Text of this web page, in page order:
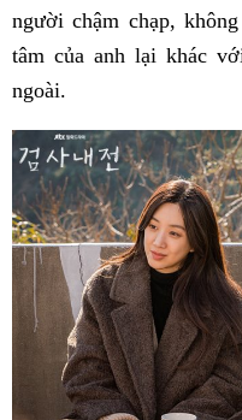
người chậm chạp,
tâm của anh lại khác
ngoài.